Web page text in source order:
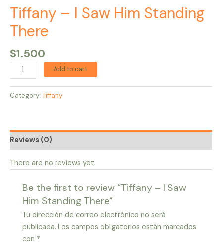
Tiffany – I Saw Him Standing
There
$1.500
Add to cart
Category: Tiffany
Reviews (0)
There are no reviews yet.
Be the first to review “Tiffany – I Saw
Him Standing There”
Tu dirección de correo electrónico no será
publicada. Los campos obligatorios están marcados
con *